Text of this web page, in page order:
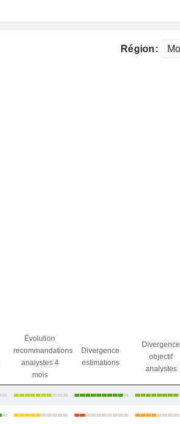
Région:
Évolution
recommandations
analystes 4
mois
Divergence
estimations
Divergence
objectif
analystes